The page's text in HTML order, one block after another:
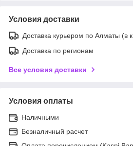
Условия доставки
Доставка курьером по Алматы (в
Доставка по регионам
Все условия доставки
Условия оплаты
Наличными
Безналичный расчет